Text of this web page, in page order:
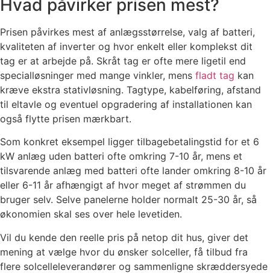
Hvad påvirker prisen mest?
Prisen påvirkes mest af anlægsstørrelse, valg af batteri,
kvaliteten af inverter og hvor enkelt eller komplekst dit
tag er at arbejde på. Skråt tag er ofte mere ligetil end
specialløsninger med mange vinkler, mens fladt tag kan
kræve ekstra stativløsning. Tagtype, kabelføring, afstand
til eltavle og eventuel opgradering af installationen kan
også flytte prisen mærkbart.
Som konkret eksempel ligger tilbagebetalingstid for et 6
kW anlæg uden batteri ofte omkring 7-10 år, mens et
tilsvarende anlæg med batteri ofte lander omkring 8-10 år
eller 6-11 år afhængigt af hvor meget af strømmen du
bruger selv. Selve panelerne holder normalt 25-30 år, så
økonomien skal ses over hele levetiden.
Vil du kende den reelle pris på netop dit hus, giver det
mening at vælge hvor du ønsker solceller, få tilbud fra
flere solcelleleverandører og sammenligne skræddersyede